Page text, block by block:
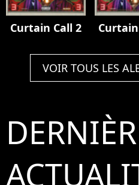
Curtain Call 2
VOIR TOUS LES